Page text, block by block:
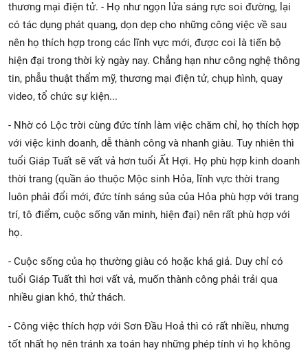
thương mại điện tử. - Họ như ngọn lửa sáng rực soi đường, lại
có tác dụng phát quang, dọn dẹp cho những công việc về sau
nên họ thích hợp trong các lĩnh vực mới, được coi là tiến bộ
hiện đại trong thời kỳ ngày nay. Chẳng hạn như công nghệ thông
tin, phẫu thuật thẩm mỹ, thương mại điện tử, chụp hình, quay
video, tổ chức sự kiện...
- Nhờ có Lộc trời cùng đức tính làm việc chăm chỉ, họ thích hợp
với việc kinh doanh, dễ thành công và nhanh giàu. Tuy nhiên thì
tuổi Giáp Tuất sẽ vất vả hơn tuổi Ất Hợi. Họ phù hợp kinh doanh
thời trang (quần áo thuộc Mộc sinh Hỏa, lĩnh vực thời trang
luôn phải đổi mới, đức tính sáng sủa của Hỏa phù hợp với trang
trí, tô điểm, cuộc sống văn minh, hiện đại) nên rất phù hợp với
họ.
- Cuộc sống của họ thường giàu có hoặc khá giả. Duy chỉ có
tuổi Giáp Tuất thì hơi vất vả, muốn thành công phải trải qua
nhiều gian khó, thử thách.
- Công việc thích hợp với Sơn Đầu Hoả thì có rất nhiều, nhưng
tốt nhất họ nên tránh xa toán hay những phép tính vì họ không